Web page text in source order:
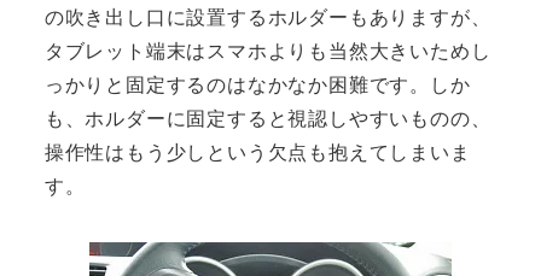
の吹き出し口に設置するホルダーもありますが、
タブレット端末はスマホよりも当然大きいためし
っかりと固定するのはなかなか困難です。しか
も、ホルダーに固定すると視認しやすいものの、
操作性はもう少しという欠点も抱えてしまいま
す。